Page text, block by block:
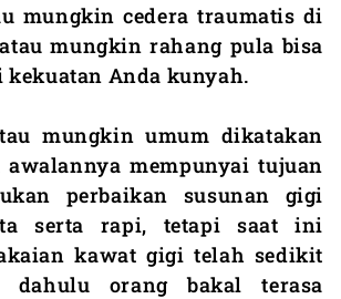
mungkin cedera traumatis di
mungkin rahang pula bisa
kekuatan Anda kunyah.
mungkin umum dikatakan
awalannya mempunyai tujuan
perbaikan susunan gigi
serta rapi, tetapi saat ini
kawat gigi telah sedikit
dahulu orang bakal terasa